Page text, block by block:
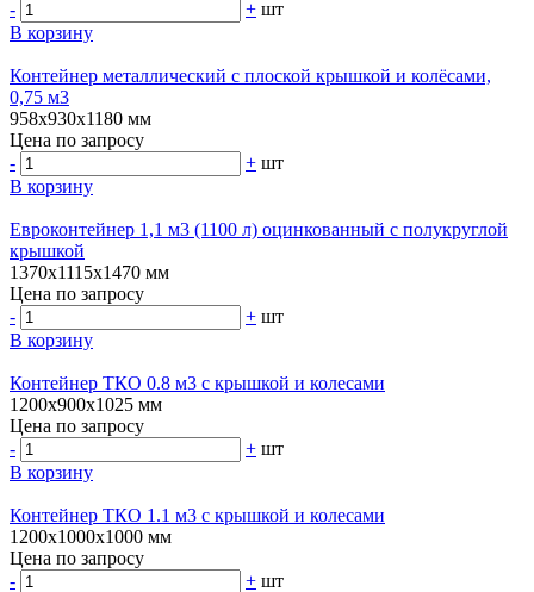
-
+ шт
В корзину
Контейнер металлический с плоской крышкой и колёсами,
0,75 м3
958х930х1180 мм
Цена по запросу
-
+ шт
В корзину
Евроконтейнер 1,1 м3 (1100 л) оцинкованный с полукруглой
крышкой
1370х1115х1470 мм
Цена по запросу
-
+ шт
В корзину
Контейнер ТКО 0.8 м3 с крышкой и колесами
1200х900х1025 мм
Цена по запросу
-
+ шт
В корзину
Контейнер ТКО 1.1 м3 с крышкой и колесами
1200х1000х1000 мм
Цена по запросу
-
+ шт